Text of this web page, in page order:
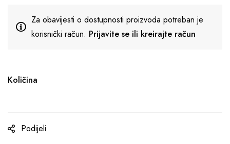
Za obavijesti o dostupnosti proizvoda potreban je
korisnički račun. Prijavite se ili kreirajte račun
Količina
Podijeli